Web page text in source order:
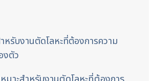
หรับงานตัดโลหะที่ต้องการความ
งตัว